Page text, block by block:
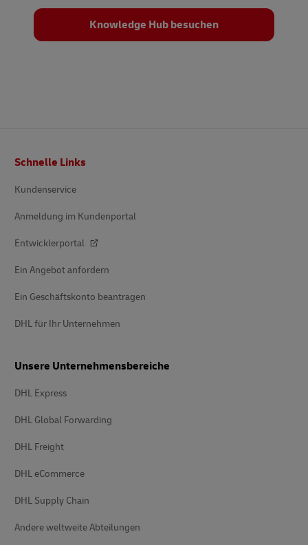
Knowledge Hub besuchen
Schnelle Links
Kundenservice
Anmeldung im Kundenportal
Entwicklerportal
Ein Angebot anfordern
Ein Geschäftskonto beantragen
DHL für Ihr Unternehmen
Unsere Unternehmensbereiche
DHL Express
DHL Global Forwarding
DHL Freight
DHL eCommerce
DHL Supply Chain
Andere weltweite Abteilungen